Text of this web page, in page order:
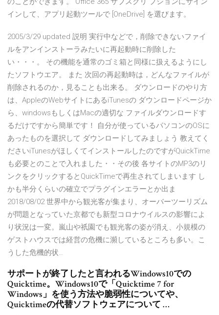
インして、アプリ起動ツールで [OneDrive] を選びます。
2005/3/29 updated 説明 実行中などで，削除できないファイ
ルをアンインストーラみたいに再起動時に削除した
い・・・。 その機能を通常のゴミ箱と同様に扱えるようにし
たソフトウエア。 また 次回の再起動時は，どんなファイルが
削除されるのか，見ることも出来る。 ダウンロードのやり方
は、AppleのWebサイトにあるiTunesの ダウンロードページか
ら、windowsもしくはMacの適切な ファイルダウンロードす
るだけですから簡単です！ 自分が使っているパソコンのOSに
あったものを選択して ダウンロードしてみましょう 教えてく
ださいiTunesがほしくてインストールしたのですがQuickTime
も必要とのことで入れました・・その後 各サイトのMP3のリ
ンクをクリックするとQuickTimeで再生されてしまいます し
かも半分くらいの確立でプラグインエラーとか出ま
2018/08/02 世界中から観光客が集まり、オーバーツーリズム
が問題となっていた京都でも新型コロナウイルスの影響によ
り状況は一変。嵐山や祇園でも観光客の姿が消え、小規模の
ゲストハウスでは経営の危機に瀕しているところも多い。こ
うした危機的状…
サポートが終了したと言われるWindows10での
Quicktime。Windows10で「Quicktime 7 for
Windows」を使う方法や脆弱性についてや、
Quicktimeの代替ソフトウェアについて …